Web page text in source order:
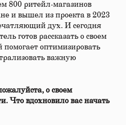
800 ритейл-магазинов
и вышел из проекта в 2023
дух. И сегодня
готов рассказать о своем
помогает оптимизировать
важную
о своем
Что вдохновило вас начать